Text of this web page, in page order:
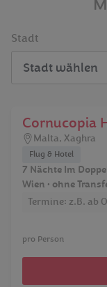
Stadt
Malta, Xaghra
Flug & Hotel
7 Nächte Im
Wien • ohne
Termine: z.B. ab
pro Person